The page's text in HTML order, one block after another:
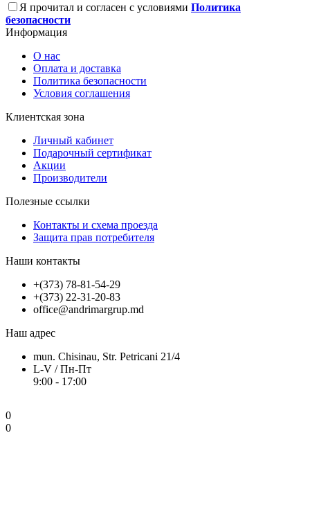
Я прочитал и согласен с условиями Политика
безопасности
Информация
О нас
Оплата и доставка
Политика безопасности
Условия соглашения
Клиентская зона
Личный кабинет
Подарочный сертификат
Акции
Производители
Полезные ссылки
Контакты и схема проезда
Защита прав потребителя
Наши контакты
+(373) 78-81-54-29
+(373) 22-31-20-83
office@andrimargrup.md
Наш адрес
mun. Chisinau, Str. Petricani 21/4
L-V / Пн-Пт
9:00 - 17:00
0
0